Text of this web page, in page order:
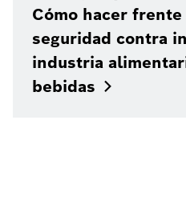
Cómo hacer
seguridad contra
industria
bebidas